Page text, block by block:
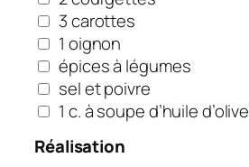
3 carottes
1 oignon
épices à légumes
sel et poivre
1 c. à soupe d’huile d’olive
Réalisation